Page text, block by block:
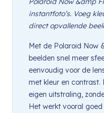
instantfoto’s. Voeg
direct opvallende
Met de Polaroid Now
beelden snel meer
eenvoudig voor de
met kleur en contrast.
eigen uitstraling,
Het werkt vooral